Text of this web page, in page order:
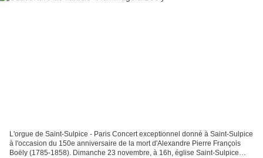
L'orgue de Saint-Sulpice - Paris Concert exceptionnel donné à Saint-Sulpice
à l'occasion du 150e anniversaire de la mort d'Alexandre Pierre François
Boëly (1785-1858). Dimanche 23 novembre, à 16h, église Saint-Sulpice